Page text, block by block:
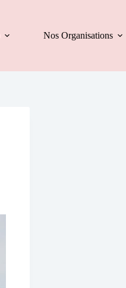
Nos Organisations